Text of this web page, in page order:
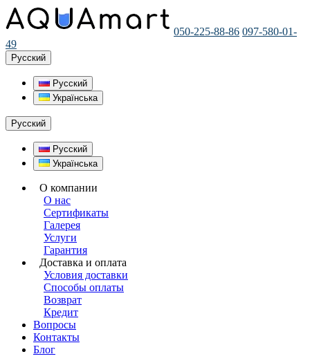
050-225-88-86 097-580-01-
49
Русский
Русский
Українська
Русский
Русский
Українська
О компании
О нас
Сертификаты
Галерея
Услуги
Гарантия
Доставка и оплата
Условия доставки
Способы оплаты
Возврат
Кредит
Вопросы
Контакты
Блог